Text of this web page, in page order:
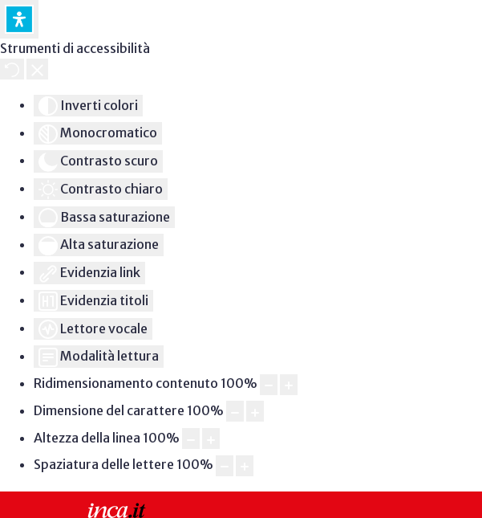
Strumenti di accessibilità
Inverti colori
Monocromatico
Contrasto scuro
Contrasto chiaro
Bassa saturazione
Alta saturazione
Evidenzia link
Evidenzia titoli
Lettore vocale
Modalità lettura
Ridimensionamento contenuto 100%
Dimensione del carattere 100%
Altezza della linea 100%
Spaziatura delle lettere 100%